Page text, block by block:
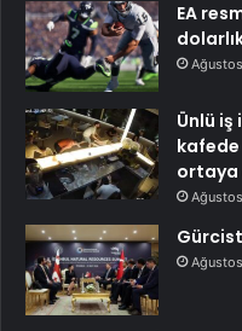
EA
Ünlü iş
kafede
ortaya